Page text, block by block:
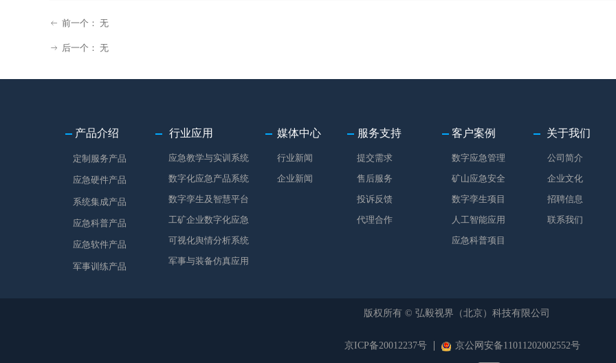
ꂃ 前一个： 无
ꁹ 后一个： 无
版权所有 © 弘毅视界（北京）科技有限公司
产品介绍 行业应用 媒体中心 服务支持 客户案例 关于我们
定制服务产品
应急硬件产品
系统集成产品
应急科普产品
应急软件产品
军事训练产品
应急教学与实训系统
数字化应急产品系统
数字孪生及智慧平台
工矿企业数字化应急
可视化舆情分析系统
军事与装备仿真应用
行业新闻
企业新闻
提交需求
售后服务
投诉反馈
代理合作
公司简介
企业文化
招聘信息
联系我们
数字应急管理
矿山应急安全
数字孪生项目
人工智能应用
应急科普项目
京ICP备20012237号 京公网安备11011202002552号